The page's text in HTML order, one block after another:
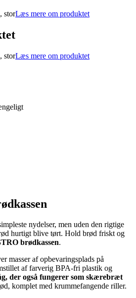
storLæs mere om produktet
storLæs mere om produktet
nydelser, men uden den rigtige
hurtigt blive tørt. Hold brød friskt og
brødkassen.
masser af opbevaringsplads på
af farverig BPA-fri plastik og
der også fungerer som skærebræt
komplet med krummefangende riller.